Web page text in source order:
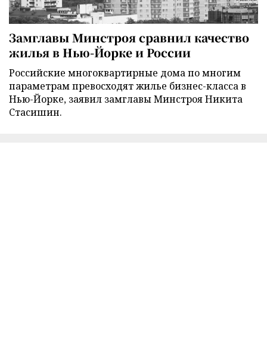
Замглавы Минстроя сравнил качество
жилья в Нью-Йорке и России
Российские многоквартирные дома по многим
параметрам превосходят жилье бизнес-класса в
Нью-Йорке, заявил замглавы Минстроя Никита
Стасишин.